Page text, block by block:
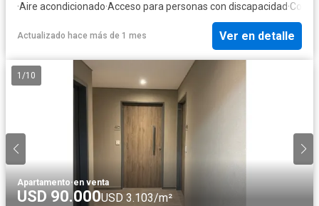
·Aire acondicionado·Acceso para personas con discapacidad·
Actualizado hace más de 1 mes Ver en detalle
1 /10
Apartamento·en venta
USD 90.000USD 3.103/m²